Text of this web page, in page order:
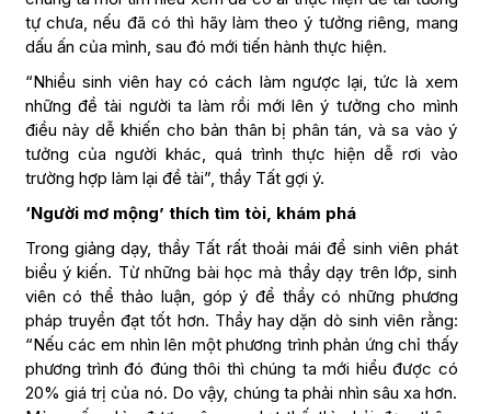
tự chưa, nếu đã có thì hãy làm theo ý tưởng riêng, mang
dấu ấn của mình, sau đó mới tiến hành thực hiện.
“Nhiều sinh viên hay có cách làm ngược lại, tức là xem
những đề tài người ta làm rồi mới lên ý tưởng cho mình
điều này dễ khiến cho bản thân bị phân tán, và sa vào ý
tưởng của người khác, quá trình thực hiện dễ rơi vào
trường hợp làm lại đề tài”, thầy Tất gợi ý.
‘Người mơ mộng’ thích tìm tòi, khám phá
Trong giảng dạy, thầy Tất rất thoải mái để sinh viên phát
biểu ý kiến. Từ những bài học mà thầy dạy trên lớp, sinh
viên có thể thảo luận, góp ý để thầy có những phương
pháp truyền đạt tốt hơn. Thầy hay dặn dò sinh viên rằng:
“Nếu các em nhìn lên một phương trình phản ứng chỉ thấy
phương trình đó đúng thôi thì chúng ta mới hiểu được có
20% giá trị của nó. Do vậy, chúng ta phải nhìn sâu xa hơn.